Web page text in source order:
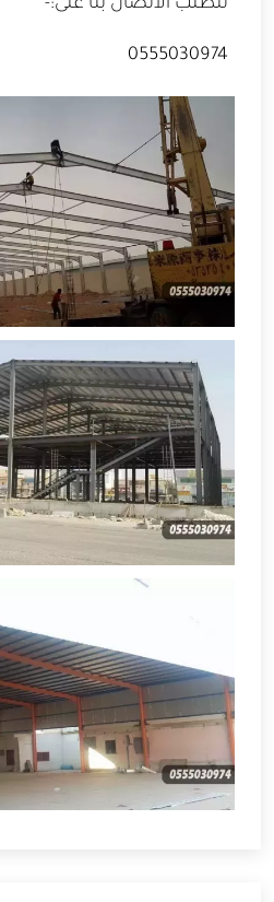
0555030974